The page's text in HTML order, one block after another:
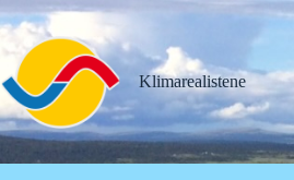
Hopp
til
innholdet
Klimarealistene